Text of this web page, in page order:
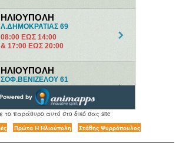
Πρώτα Η Ηλιούπολη Στάθης Ψυρρόπουλος